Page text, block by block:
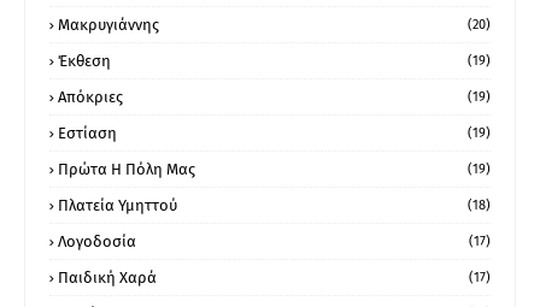
Μακρυγιάννης (20)
Έκθεση (19)
Απόκριες (19)
Εστίαση (19)
Πρώτα Η Πόλη Μας (19)
Πλατεία Υμηττού (18)
Λογοδοσία (17)
Παιδική Χαρά (17)